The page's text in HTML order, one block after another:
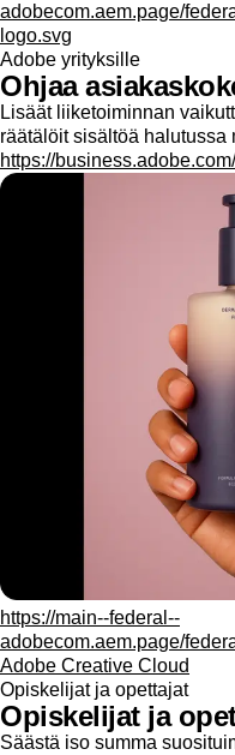
adobecom.aem.page/
logo.svg
Adobe yrityksille
Ohjaa
Lisäät liiketoiminnan
räätälöit sisältöä halutussa
https://business.adobe.com/
https://main--federal--
adobecom.aem.page/
Adobe Creative Cloud
Opiskelijat ja opettajat
Opiskelijat ja
Säästä iso summa